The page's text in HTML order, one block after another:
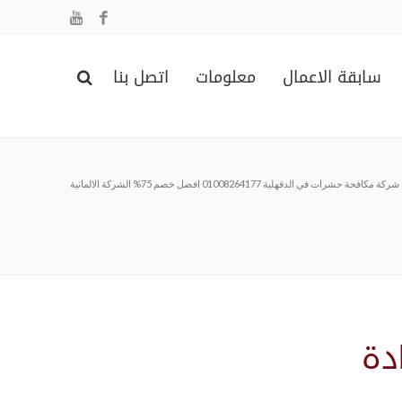
سابقة الاعمال معلومات اتصل بنا
شركة مكافحة حشرات في الدقهلية 01008264177 افضل خصم 75% الشركة الالمانية